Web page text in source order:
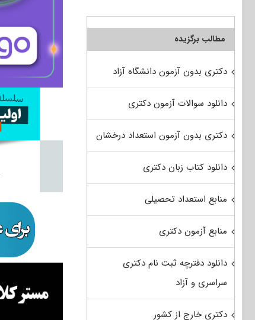
مطالب برگزیده
دکتری بدون آزمون دانشگاه آزاد
دانلود سوالات آزمون دکتری
دکتری بدون آزمون استعداد درخشان
دانلود کتاب زبان دکتری
منابع استعداد تحصیلی
منابع آزمون دکتری
دانلود دفترچه ثبت نام دکتری
سراسری و آزاد
دکتری خارج از کشور